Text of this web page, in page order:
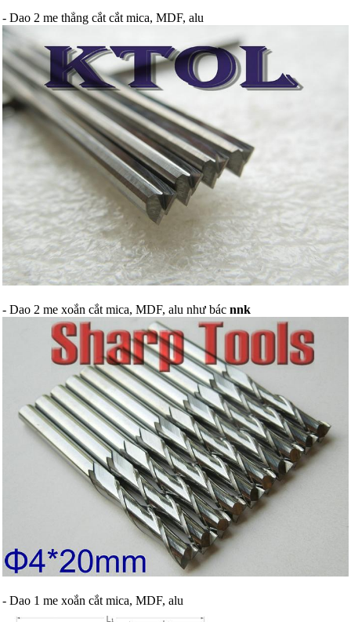
- Dao 2 me thẳng cắt cắt mica, MDF, alu
- Dao 2 me xoắn cắt mica, MDF, alu như bác nnk
- Dao 1 me xoắn cắt mica, MDF, alu